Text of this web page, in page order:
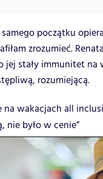
początku
zrozumieć.
jej stały immunitet na
rozumiejącą.
na wakacjach all
nie było w cenie”